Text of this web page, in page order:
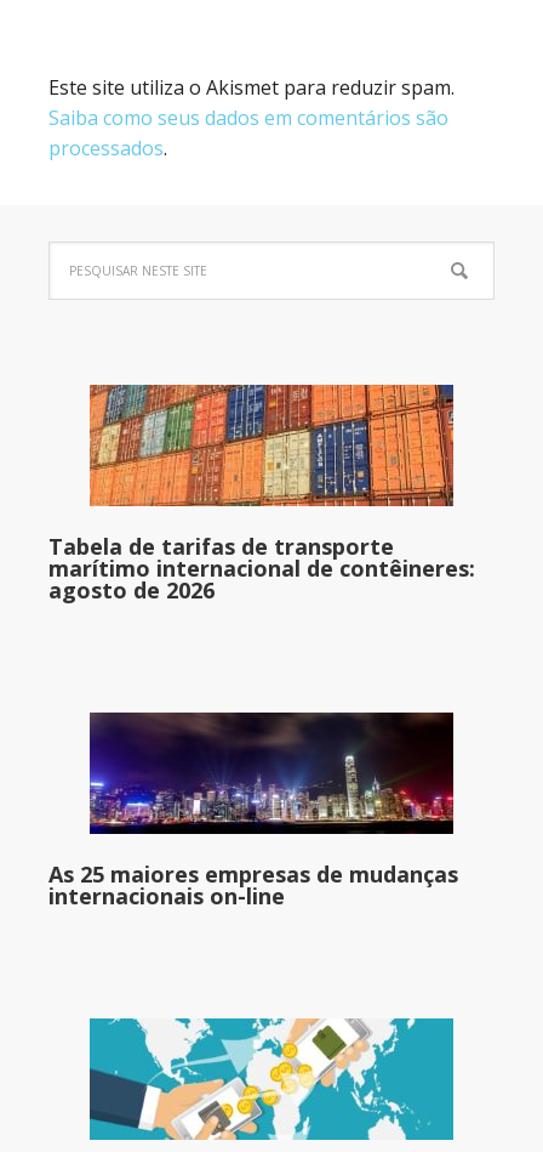
Este site utiliza o Akismet para reduzir spam.
Saiba como seus dados em comentários são
processados.
Tabela de tarifas de transporte
marítimo internacional de contêineres:
agosto de 2026
As 25 maiores empresas de mudanças
internacionais on-line